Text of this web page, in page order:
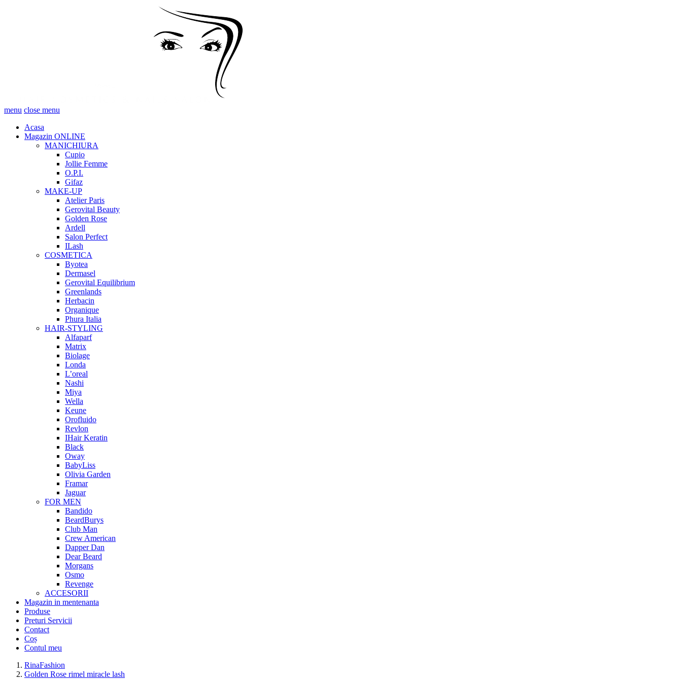
menu close menu
Acasa
Magazin ONLINE
MANICHIURA
Cupio
Jollie Femme
O.P.I.
Gifaz
MAKE-UP
Atelier Paris
Gerovital Beauty
Golden Rose
Ardell
Salon Perfect
ILash
COSMETICA
Byotea
Dermasel
Gerovital Equilibrium
Greenlands
Herbacin
Organique
Phura Italia
HAIR-STYLING
Alfaparf
Matrix
Biolage
Londa
L’oreal
Nashi
Miya
Wella
Keune
Orofluido
Revlon
IHair Keratin
Black
Oway
BabyLiss
Olivia Garden
Framar
Jaguar
FOR MEN
Bandido
BeardBurys
Club Man
Crew American
Dapper Dan
Dear Beard
Morgans
Osmo
Revenge
ACCESORII
Magazin in mentenanta
Produse
Preturi Servicii
Contact
Coș
Contul meu
RinaFashion
Golden Rose rimel miracle lash